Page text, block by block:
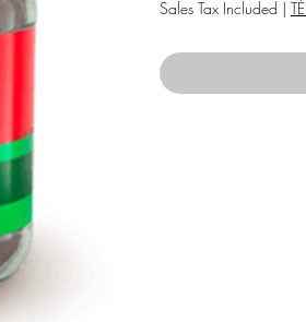
Sales Tax Included |